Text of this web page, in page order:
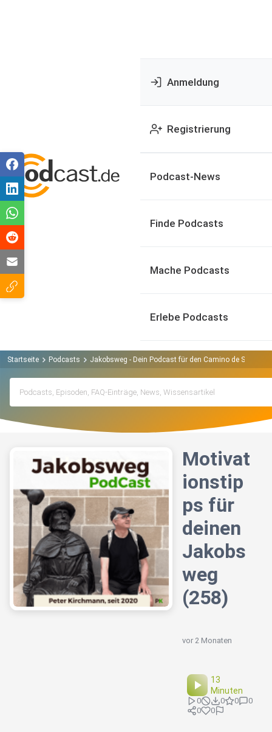
Anmeldung
Registrierung
Podcast-News
Finde Podcasts
Mache Podcasts
Erlebe Podcasts
Startseite Podcasts Jakobsweg - Dein Podcast für den Camino de
Motivat
ionstip
ps für
deinen
Jakobs
weg
(258)
vor 2 Monaten
13
Minuten
0 0 0
0
0
0